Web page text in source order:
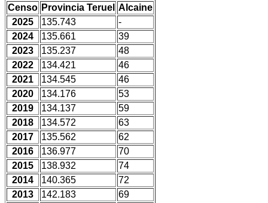
Censo Provincia Teruel Alcaine
2025
135.743
-
2024
135.661
39
2023
135.237
48
2022
134.421
46
2021
134.545
46
2020
134.176
53
2019
134.137
59
2018
134.572
63
2017
135.562
62
2016
136.977
70
2015
138.932
74
2014
140.365
72
2013
142.183
69